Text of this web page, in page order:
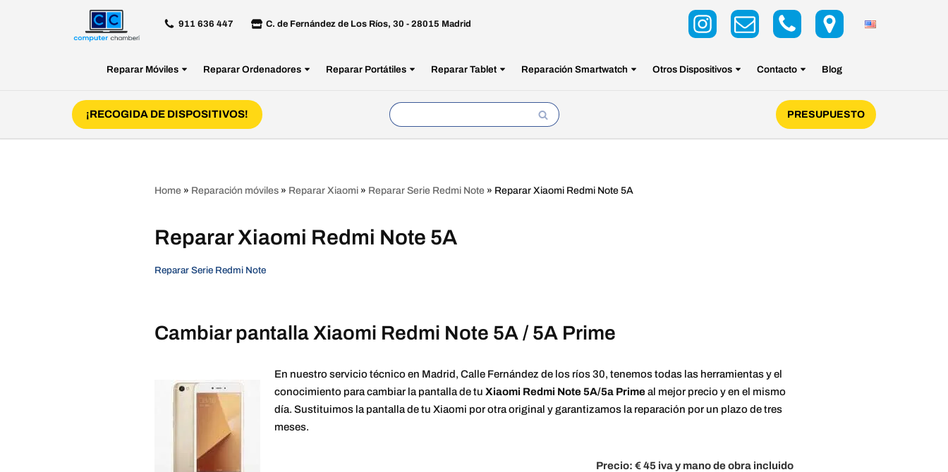
911 636 447 C. de Fernández de Los Ríos, 30 - 28015 Madrid
Reparar Móviles Reparar Ordenadores Reparar Portátiles Reparar Tablet Reparación Smartwatch Otros Dispositivos Contacto Blog
¡RECOGIDA DE DISPOSITIVOS! PRESUPUESTO
Home » Reparación móviles » Reparar Xiaomi » Reparar Serie Redmi Note » Reparar Xiaomi Redmi Note 5A
Reparar Xiaomi Redmi Note 5A
Reparar Serie Redmi Note
Cambiar pantalla Xiaomi Redmi Note 5A / 5A Prime
En nuestro servicio técnico en Madrid, Calle Fernández de los ríos 30, tenemos todas las herramientas y el
conocimiento para cambiar la pantalla de tu Xiaomi Redmi Note 5A/5a Primeal mejor precio y en el mismo
día. Sustituimos la pantalla de tu Xiaomi por otra original y garantizamos la reparación por un plazo de tres
meses.
Precio: € 45 iva y mano de obra incluido